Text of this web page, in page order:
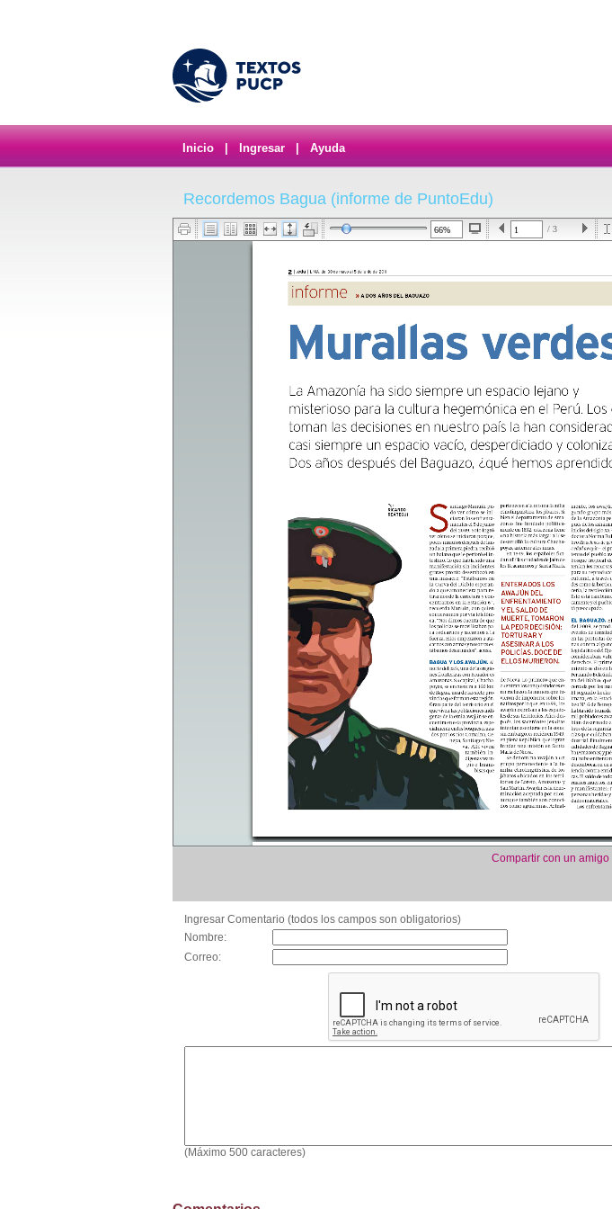
Inicio Ingresar Ayuda
Recordemos Bagua (informe de PuntoEdu)
/ 3
Compartir con un amigo
Ingresar Comentario (todos los campos son obligatorios)
Nombre:
Correo:
(Máximo 500 caracteres)